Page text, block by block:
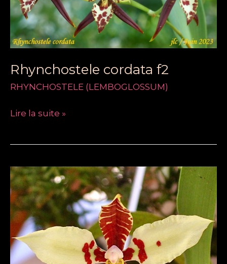
Rhynchostele cordata f2
RHYNCHOSTELE (LEMBOGLOSSUM)
Lire la suite »
RHYNCHOSTELE
(LEMBOGLOSSUM)
MACULATUM